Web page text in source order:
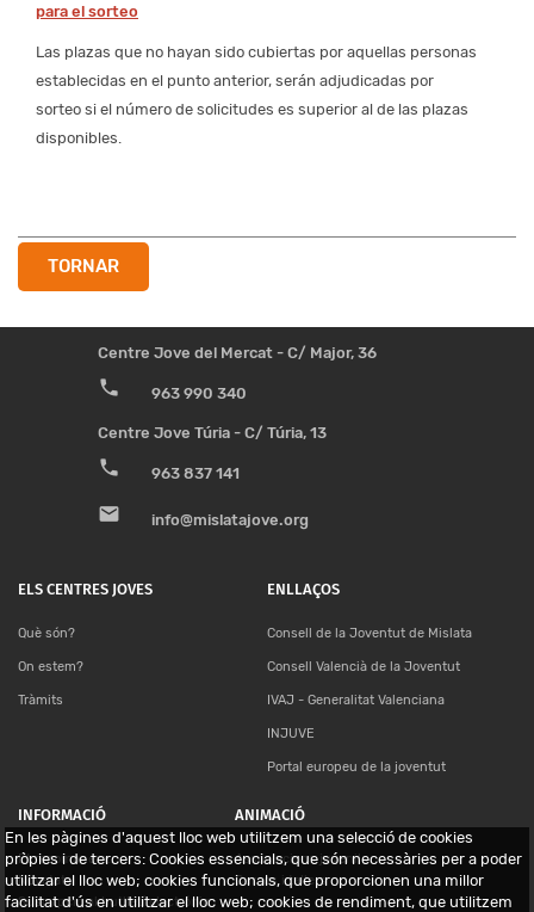
En les pàgines d'aquest lloc web utilitzem una selecció de cookies
pròpies i de tercers: Cookies essencials, que són necessàries per a poder
utilitzar el lloc web; cookies funcionals, que proporcionen una millor
facilitat d'ús en utilitzar el lloc web; cookies de rendiment, que utilitzem
para el sorteo
Las plazas que no hayan sido cubiertas por aquellas personas
establecidas en el punto anterior, serán adjudicadas por
sorteo si el número de solicitudes es superior al de las plazas
disponibles.
TORNAR
Centre Jove del Mercat - C/ Major, 36
phone 963 990 340
Centre Jove Túria - C/ Túria, 13
phone 963 837 141
email info@mislatajove.org
ELS CENTRES JOVES
Què són?
On estem?
Tràmits
ENLLAÇOS
Consell de la Joventut de Mislata
Consell Valencià de la Joventut
IVAJ - Generalitat Valenciana
INJUVE
Portal europeu de la joventut
INFORMACIÓ
Et recomanem…
Novetats
Suscripció al butlletí electrónic
ANIMACIÓ
Associacions juvenils
Cursos i tallers